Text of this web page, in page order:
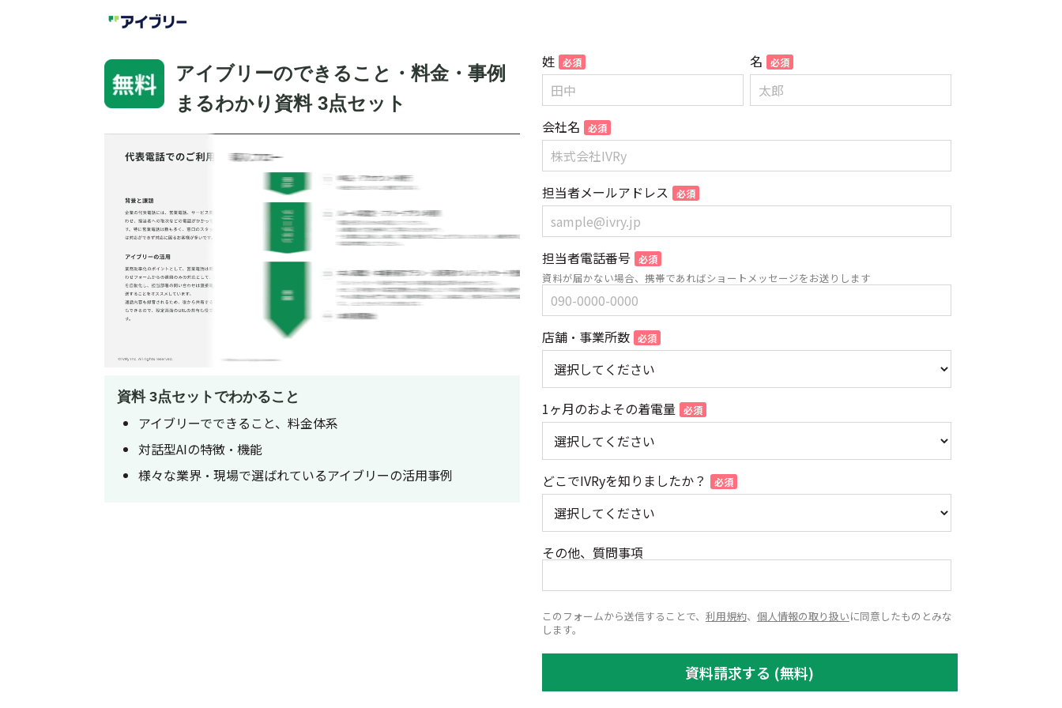
アイブリーのできること・料金・事例
まるわかり資料 3点セット
資料 3点セットでわかること
アイブリーでできること、料金体系
対話型AIの特徴・機能
様々な業界・現場で選ばれているアイブリーの活用事例
姓 名
会社名
担当者メールアドレス
担当者電話番号
資料が届かない場合、携帯であればショートメッセージをお送りします
店舗・事業所数
1ヶ月のおよその着電量
どこでIVRyを知りましたか？
その他、質問事項
このフォームから送信することで、 利用規約、 個人情報の取り扱いに同意したものとみな
します。